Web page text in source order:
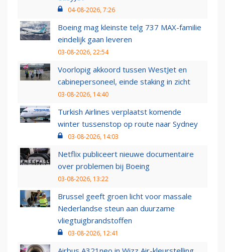
04-08-2026, 7:26
Boeing mag kleinste telg 737 MAX-familie
eindelijk gaan leveren
03-08-2026, 22:54
Voorlopig akkoord tussen WestJet en
cabinepersoneel, einde staking in zicht
03-08-2026, 14:40
Turkish Airlines verplaatst komende
winter tussenstop op route naar Sydney
03-08-2026, 14:03
Netflix publiceert nieuwe documentaire
over problemen bij Boeing
03-08-2026, 13:22
Brussel geeft groen licht voor massale
Nederlandse steun aan duurzame
vliegtuigbrandstoffen
03-08-2026, 12:41